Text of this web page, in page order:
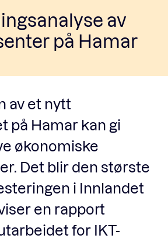
av
på Hamar
av et nytt
på Hamar kan gi
økonomiske
Det blir den største
i Innlandet
en rapport
for IKT-